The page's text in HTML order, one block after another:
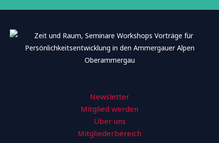
Newsletter
Mitglied werden
Über uns
Mitgliederbereich